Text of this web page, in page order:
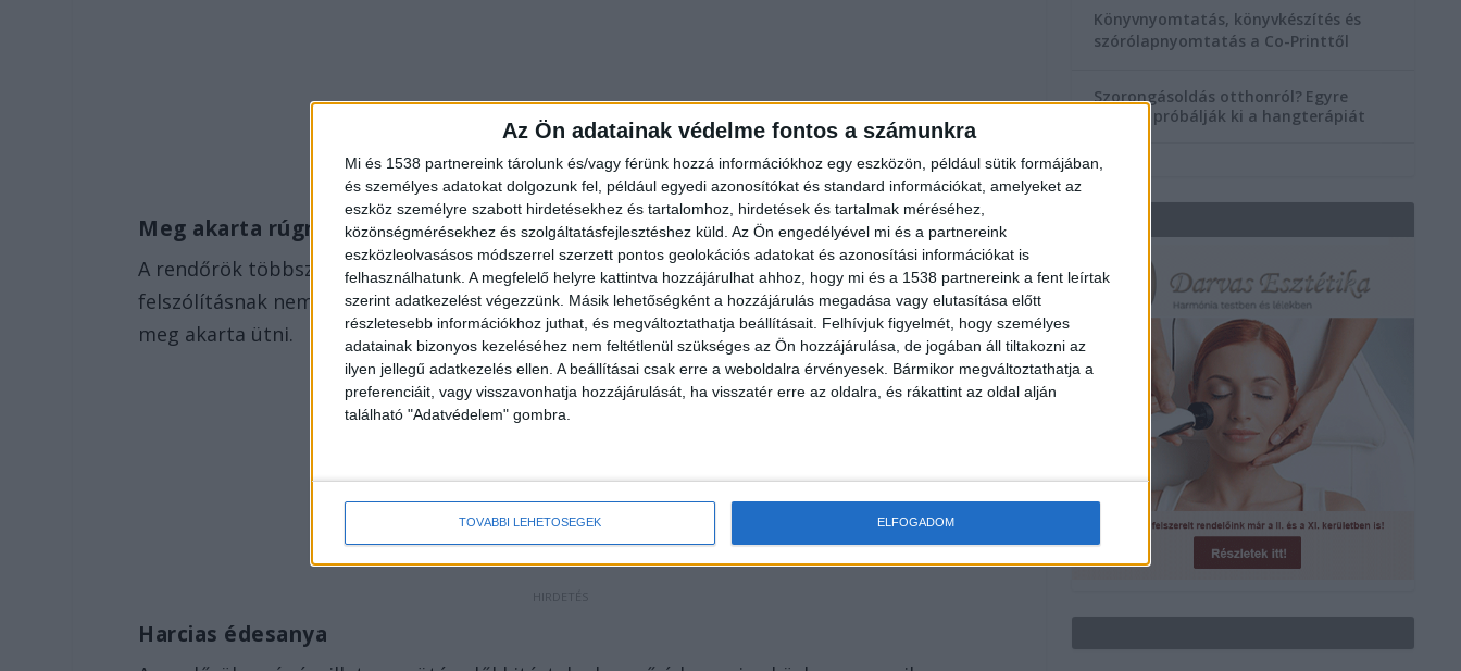
Az Ön adatainak védelme fontos a számunkra
Mi és 1538 partnereink tárolunk és/vagy férünk hozzá információkhoz egy eszközön, például sütik formájában,
és személyes adatokat dolgozunk fel, például egyedi azonosítókat és standard információkat, amelyeket az
eszköz személyre szabott hirdetésekhez és tartalomhoz, hirdetések és tartalmak méréséhez,
közönségmérésekhez és szolgáltatásfejlesztéshez küld. Az Ön engedélyével mi és a partnereink
eszközleolvasásos módszerrel szerzett pontos geolokációs adatokat és azonosítási információkat is
felhasználhatunk. A megfelelő helyre kattintva hozzájárulhat ahhoz, hogy mi és a 1538 partnereink a fent leírtak
szerint adatkezelést végezzünk. Másik lehetőségként a hozzájárulás megadása vagy elutasítása előtt
részletesebb információkhoz juthat, és megváltoztathatja beállításait. Felhívjuk figyelmét, hogy személyes
adatainak bizonyos kezeléséhez nem feltétlenül szükséges az Ön hozzájárulása, de jogában áll tiltakozni az
ilyen jellegű adatkezelés ellen. A beállításai csak erre a weboldalra érvényesek. Bármikor megváltoztathatja a
preferenciáit, vagy visszavonhatja hozzájárulását, ha visszatér erre az oldalra, és rákattint az oldal alján
található "Adatvédelem" gombra.
TOVÁBBI LEHETŐSÉGEK ELFOGADOM
Meg akarta rúgni a rendőrt
A rendőrök többször megkérték a nőt, hogy fejezze be a tevékenységét, ám ő a
felszólításnak nem tett eleget, majd az egyik rendőr felé rúgott, míg a másik rendőrt
meg akarta ütni.
Harcias édesanya
Könyvnyomtatás, könyvkészítés és
szórólapnyomtatás a Co-Printtől
Szorongásoldás otthonról? Egyre
többen próbálják ki a hangterápiát